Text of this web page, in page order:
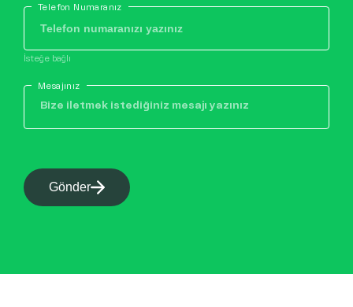
Telefon Numaranız
İsteğe bağlı
Mesajınız
Gönder